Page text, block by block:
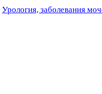
Урология, заболевания